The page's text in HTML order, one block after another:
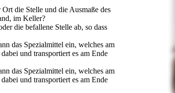
die Stelle und die Ausmaße des
im Keller?
die befallene Stelle ab, so dass
das Spezialmittel ein, welches am
und transportiert es am Ende
das Spezialmittel ein, welches am
und transportiert es am Ende